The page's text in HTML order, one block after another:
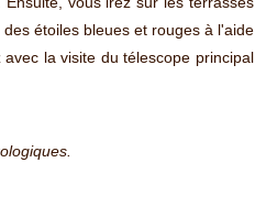
étoiles bleues et rouges à l'aide
la visite du télescope principal